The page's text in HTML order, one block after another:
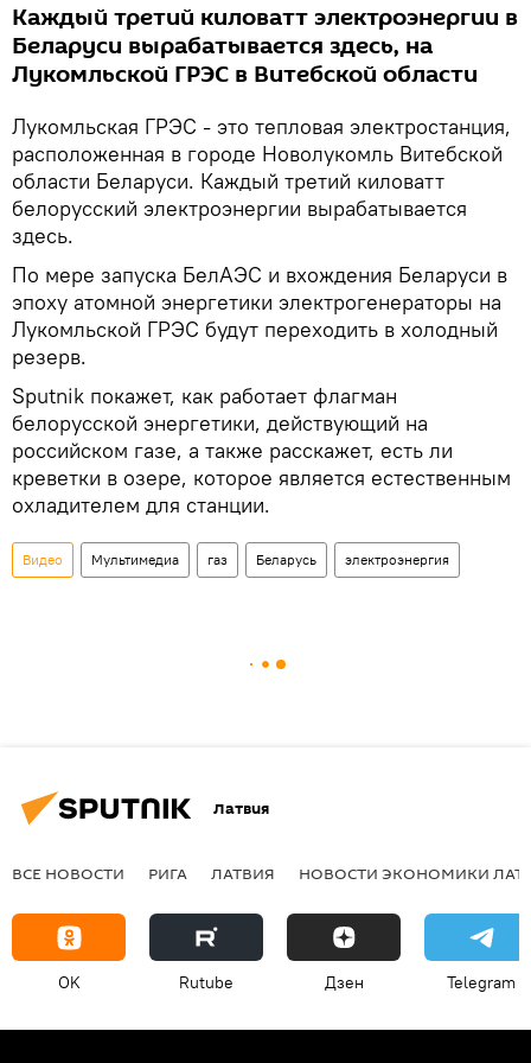
Каждый третий киловатт электроэнергии в
Беларуси вырабатывается здесь, на
Лукомльской ГРЭС в Витебской области
Лукомльская ГРЭС - это тепловая электростанция,
расположенная в городе Новолукомль Витебской
области Беларуси. Каждый третий киловатт
белорусский электроэнергии вырабатывается
здесь.
По мере запуска БелАЭС и вхождения Беларуси в
эпоху атомной энергетики электрогенераторы на
Лукомльской ГРЭС будут переходить в холодный
резерв.
Sputnik покажет, как работает флагман
белорусской энергетики, действующий на
российском газе, а также расскажет, есть ли
креветки в озере, которое является естественным
охладителем для станции.
Видео Мультимедиа газ Беларусь электроэнергия
Латвия
ВСЕ НОВОСТИ РИГА ЛАТВИЯ НОВОСТИ ЭКОНОМИКИ
OK Rutube Дзен Telegram